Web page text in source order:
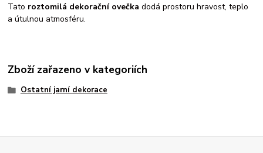
Tato roztomilá dekorační ovečka dodá prostoru hravost, teplo
a útulnou atmosféru.
Zboží zařazeno v kategoriích
Ostatní jarní dekorace